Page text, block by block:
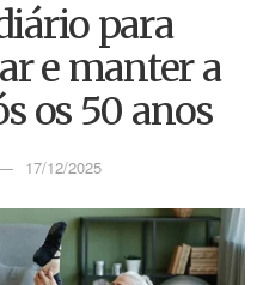
para
e manter a
os 50 anos
17/12/2025